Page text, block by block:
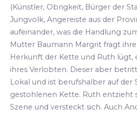
(Künstler, Obrigkeit, Bürger der
Jungvolk, Angereiste aus der
aufeinander, was die Handlung
Mutter Baumann Margrit fragt
Herkunft der Kette und Ruth lügt,
ihres Verlobten. Dieser aber
Lokal und ist berufshalber auf der
gestohlenen Kette. Ruth entzieht
Szene und versteckt sich. Auch